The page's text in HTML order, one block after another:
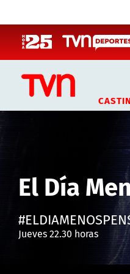
El Día
Jueves 22.30 horas